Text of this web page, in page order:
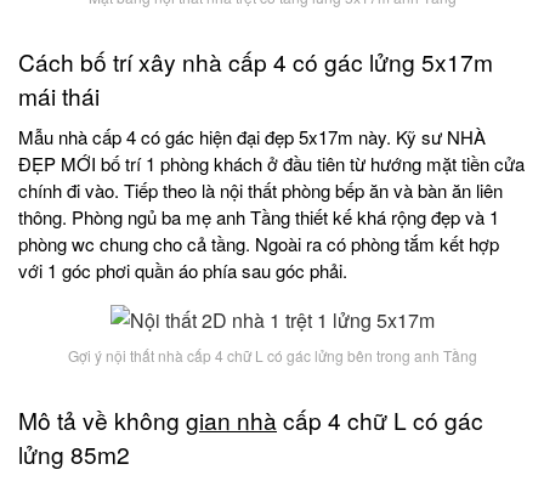
Cách bố trí xây nhà cấp 4 có gác lửng 5x17m
mái thái
Mẫu nhà cấp 4 có gác hiện đại đẹp 5x17m này. Kỹ sư NHÀ
ĐẸP MỚI bố trí 1 phòng khách ở đầu tiên từ hướng mặt tiền cửa
chính đi vào. Tiếp theo là nội thất phòng bếp ăn và bàn ăn liên
thông. Phòng ngủ ba mẹ anh Tầng thiết kế khá rộng đẹp và 1
phòng wc chung cho cả tầng. Ngoài ra có phòng tắm kết hợp
với 1 góc phơi quần áo phía sau góc phải.
Gợi ý nội thất nhà cấp 4 chữ L có gác lửng bên trong anh Tầng
Mô tả về không gian nhàcấp 4 chữ L có gác
lửng 85m2